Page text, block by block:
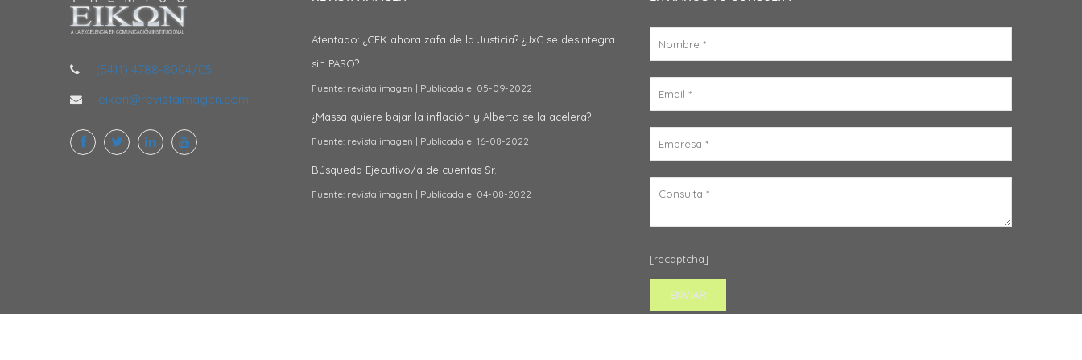
(5411) 4788-8004/05
eikon@revistaimagen.com
Atentado: ¿CFK ahora zafa de la Justicia? ¿JxC se desintegra
sin PASO?
Fuente: revista imagen Publicada el 05-09-2022
¿Massa quiere bajar la inflación y Alberto se la acelera?
Fuente: revista imagen Publicada el 16-08-2022
Búsqueda Ejecutivo/a de cuentas Sr.
Fuente: revista imagen Publicada el 04-08-2022
[recaptcha]